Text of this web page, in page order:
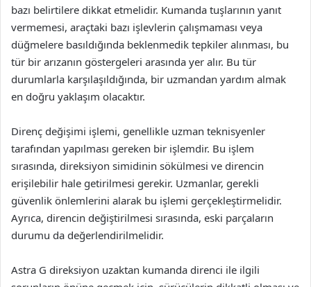
bazı belirtilere dikkat etmelidir. Kumanda tuşlarının yanıt
vermemesi, araçtaki bazı işlevlerin çalışmaması veya
düğmelere basıldığında beklenmedik tepkiler alınması, bu
tür bir arızanın göstergeleri arasında yer alır. Bu tür
durumlarla karşılaşıldığında, bir uzmandan yardım almak
en doğru yaklaşım olacaktır.
Direnç değişimi işlemi, genellikle uzman teknisyenler
tarafından yapılması gereken bir işlemdir. Bu işlem
sırasında, direksiyon simidinin sökülmesi ve direncin
erişilebilir hale getirilmesi gerekir. Uzmanlar, gerekli
güvenlik önlemlerini alarak bu işlemi gerçekleştirmelidir.
Ayrıca, direncin değiştirilmesi sırasında, eski parçaların
durumu da değerlendirilmelidir.
Astra G direksiyon uzaktan kumanda direnci ile ilgili